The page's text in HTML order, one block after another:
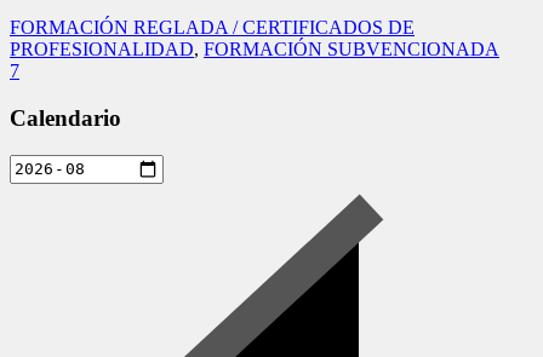
FORMACIÓN REGLADA / CERTIFICADOS DE
PROFESIONALIDAD, FORMACIÓN SUBVENCIONADA
7
Calendario